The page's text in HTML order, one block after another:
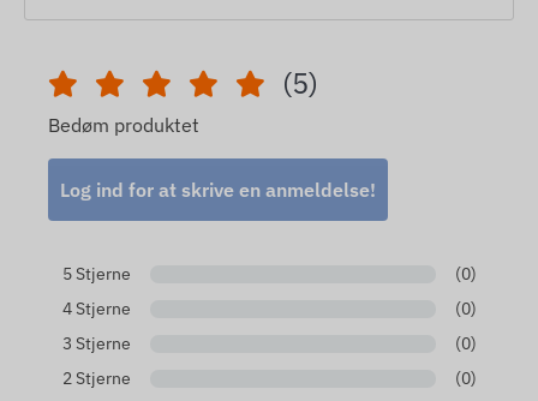
(5)
Bedøm produktet
Log ind for at skrive en anmeldelse!
5 Stjerne
(0)
4 Stjerne
(0)
3 Stjerne
(0)
2 Stjerne
(0)